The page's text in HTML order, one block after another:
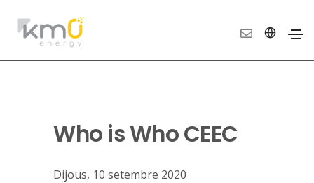
Who is Who CEEC
Dijous, 10 setembre 2020